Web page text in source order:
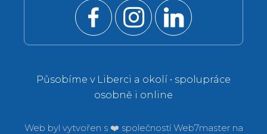
Působíme v Liberci a okolí • spolupráce
osobně i online
Web byl vytvořen s ❤️ společnostíWeb7master na